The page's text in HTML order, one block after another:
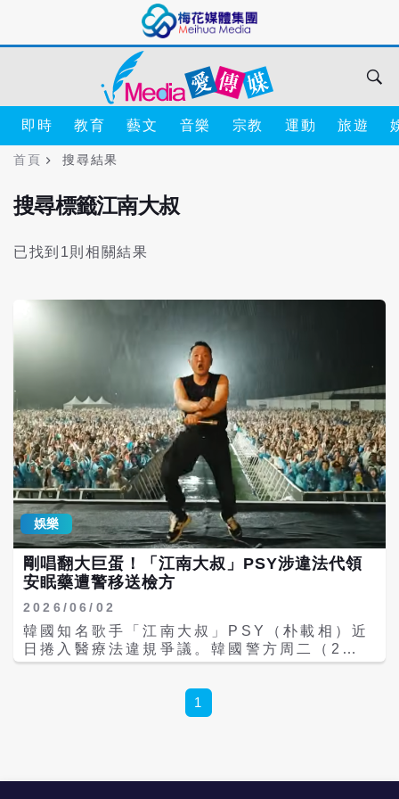
即時 教育 藝文 音樂 宗教 運動 旅遊
首頁 搜尋結果
搜尋標籤江南大叔
已找到1則相關結果
娛樂
剛唱翻大巨蛋！「江南大叔」PSY涉違法代領
安眠藥遭警移送檢方
2026/06/02
韓國知名歌手「江南大叔」PSY（朴載相）近
日捲入醫療法違規爭議。韓國警方周二（2
日）宣布，已將PSY涉嫌由他人代領安眠藥一
人、經紀人、開立處方的醫師及醫院教授等共
1